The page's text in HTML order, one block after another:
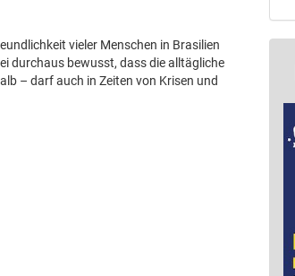
vieler Menschen in Brasilien
durchaus bewusst, dass die alltägliche
– darf auch in Zeiten von Krisen und